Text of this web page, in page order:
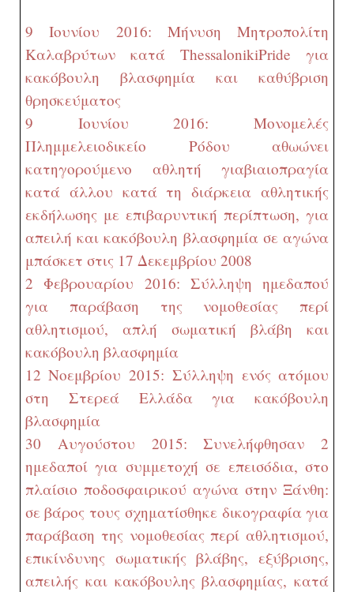
9 Ιουνίου 2016: Μήνυση Μητροπολίτη
Καλαβρύτων κατάThessalonikiPride για
κακόβουλη βλασφημία και καθύβριση
θρησκεύματος
9 Ιουνίου 2016: Μονομελές
Πλημμελειοδικείο Ρόδου αθωώνει
κατηγορούμενο αθλητή γιαβιαιοπραγία
κατά άλλου κατά τη διάρκεια αθλητικής
εκδήλωσης με επιβαρυντική περίπτωση, για
απειλή και κακόβουλη βλασφημία σε αγώνα
μπάσκετ στις 17 Δεκεμβρίου 2008
2 Φεβρουαρίου 2016: Σύλληψη ημεδαπού
για παράβαση της νομοθεσίας περί
αθλητισμού, απλή σωματική βλάβη και
κακόβουλη βλασφημία
12 Νοεμβρίου 2015: Σύλληψη ενός ατόμου
στη Στερεά Ελλάδα για κακόβουλη
βλασφημία
30 Αυγούστου 2015: Συνελήφθησαν 2
ημεδαποί για συμμετοχή σε επεισόδια, στο
πλαίσιο ποδοσφαιρικού αγώνα στην Ξάνθη:
σε βάρος τους σχηματίσθηκε δικογραφία για
παράβαση της νομοθεσίας περί αθλητισμού,
επικίνδυνης σωματικής βλάβης, εξύβρισης,
απειλής και κακόβουλης βλασφημίας, κατά